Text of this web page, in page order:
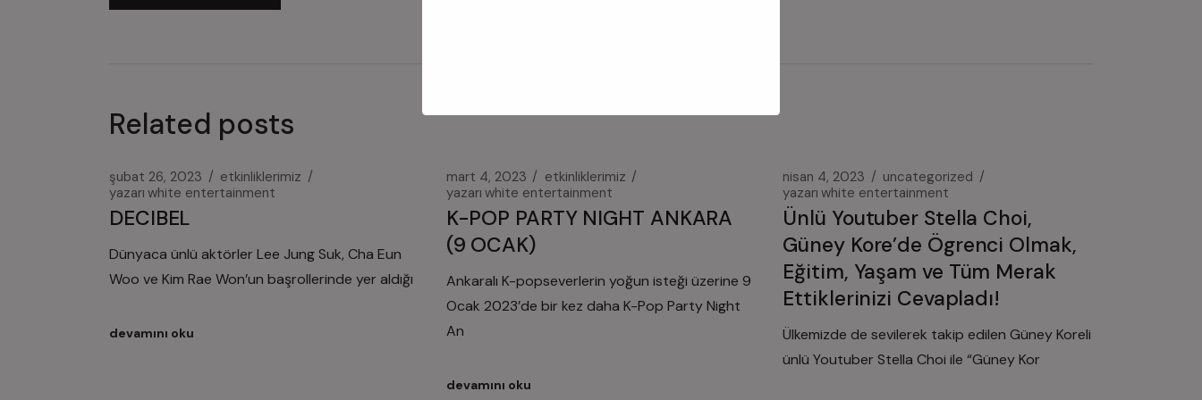
Related posts
şubat 26, 2023
etkinliklerimiz
yazarı white entertainment
DECIBEL
Dünyaca ünlü aktörler Lee Jung Suk, Cha Eun
Woo ve Kim Rae Won’un başrollerinde yer aldığı
devamını oku
mart 4, 2023
etkinliklerimiz
yazarı white entertainment
K-POP PARTY NIGHT ANKARA
(9 OCAK)
Ankaralı K-popseverlerin yoğun isteği üzerine 9
Ocak 2023’de bir kez daha K-Pop Party Night
An
devamını oku
nisan 4, 2023
uncategorized
yazarı white entertainment
Ünlü Youtuber Stella Choi,
Güney Kore’de Ögrenci Olmak,
Eğitim, Yaşam ve Tüm Merak
Ettiklerinizi Cevapladı!
Ülkemizde de sevilerek takip edilen Güney Koreli
ünlü Youtuber Stella Choi ile “Güney Kor